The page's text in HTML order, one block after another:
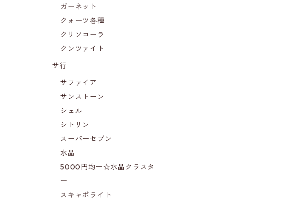
ガーネット
クォーツ各種
クリソコーラ
クンツァイト
サ行
サファイア
サンストーン
シェル
シトリン
スーパーセブン
水晶
5000円均一☆水晶クラスタ
ー
スキャポライト